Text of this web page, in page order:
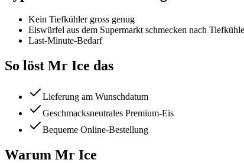
Kein Tiefkühler gross genug
Eiswürfel aus dem Supermarkt schmecken nach
Last-Minute-Bedarf
So löst Mr Ice das
Lieferung am Wunschdatum
Geschmacksneutrales Premium-Eis
Bequeme Online-Bestellung
Warum Mr Ice